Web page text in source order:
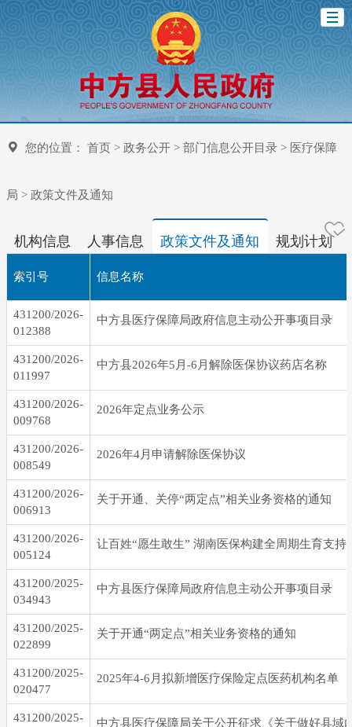
您的位置： 首页> 政务公开> 部门信息公开目录> 医疗保障
局 > 政策文件及通知
机构信息 人事信息 政策文件及通知 规划计划
索引号 信息名称
431200/2026-
012388
中方县医疗保障局政府信息主动公开事项目录
431200/2026-
011997
中方县2026年5月-6月解除医保协议药店名称
431200/2026-
009768
2026年定点业务公示
431200/2026-
008549
2026年4月申请解除医保协议
431200/2026-
006913
关于开通、关停“两定点”相关业务资格的通知
431200/2026-
005124
让百姓“愿生敢生” 湖南医保构建全周期生育支持
431200/2025-
034943
中方县医疗保障局政府信息主动公开事项目录
431200/2025-
022899
关于开通“两定点”相关业务资格的通知
431200/2025-
020477
2025年4-6月拟新增医疗保险定点医药机构名单
431200/2025-